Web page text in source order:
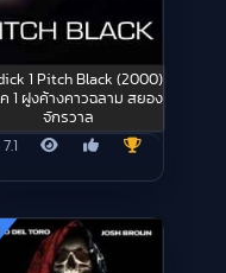
1 Pitch Black (2000)
1 ฝูงค้างคาวฉลาม สยอง
จักรวาล
7.1